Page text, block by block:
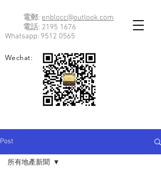
電郵: enblocc@outlook.com
電話: 2195 1676
Whatsapp: 9512 0565
Wechat:
Post
所有地產新聞